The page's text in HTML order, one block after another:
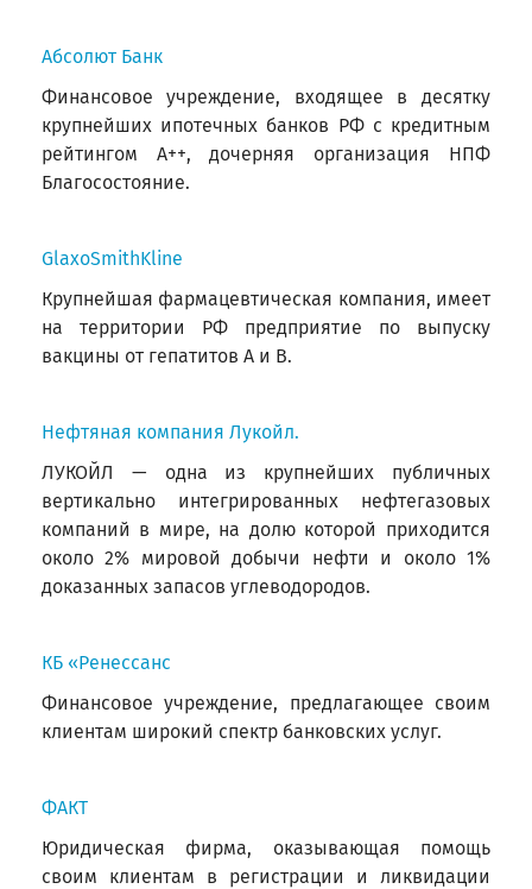
Абсолют Банк
Финансовое учреждение, входящее в десятку
крупнейших ипотечных банков РФ с кредитным
рейтингом А++, дочерняя организация НПФ
Благосостояние.
GlaxoSmithKline
Крупнейшая фармацевтическая компания, имеет
на территории РФ предприятие по выпуску
вакцины от гепатитов А и В.
Нефтяная компания Лукойл.
ЛУКОЙЛ — одна из крупнейших публичных
вертикально интегрированных нефтегазовых
компаний в мире, на долю которой приходится
около 2% мировой добычи нефти и около 1%
доказанных запасов углеводородов.
КБ «Ренессанс
Финансовое учреждение, предлагающее своим
клиентам широкий спектр банковских услуг.
ФАКТ
Юридическая фирма, оказывающая помощь
своим клиентам в регистрации и ликвидации